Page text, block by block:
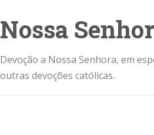
Nossa
Devoção a Nossa Senhora, em
outras devoções católicas.